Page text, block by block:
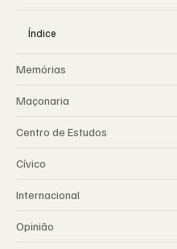
Índice
Memórias
Maçonaria
Centro de Estudos
Cívico
Internacional
Opinião